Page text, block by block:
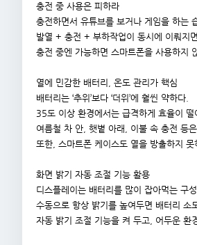
충전 중 사용은 피하라
충전하면서 유튜브를 보거나 게임을 하는
발열 + 충전 + 부하작업이 동시에 이뤄지
충전 중엔 가능하면 스마트폰을 사용하지
열에 민감한 배터리, 온도 관리가 핵심
배터리는 ‘추위’보다 ‘더위’에 훨씬 약하다.
35도 이상 환경에서는 급격하게 효율이
여름철 차 안, 햇볕 아래, 이불 속 충전 등
또한, 스마트폰 케이스도 열을 방출하지
화면 밝기 자동 조절 기능 활용
디스플레이는 배터리를 많이 잡아먹는 구
수동으로 항상 밝기를 높여두면 배터리 소
자동 밝기 조절 기능을 켜 두고, 어두운 환